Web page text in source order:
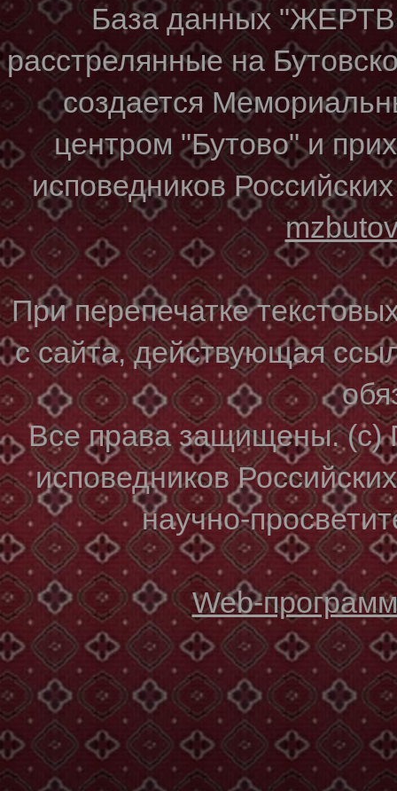
База данных
расстрелянные на
создается
центром "Бутово" и
исповедников
При перепечатке
с сайта, действующая
Все права защищены. (с)
исповедников
научно-
Web-